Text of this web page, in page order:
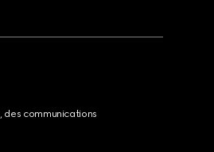
des communications